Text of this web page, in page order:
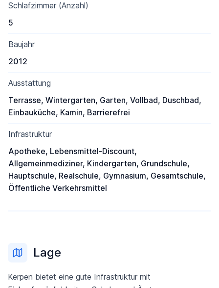
Schlafzimmer (Anzahl)
5
Baujahr
2012
Ausstattung
Terrasse, Wintergarten, Garten, Vollbad, Duschbad,
Einbauküche, Kamin, Barrierefrei
Infrastruktur
Apotheke, Lebensmittel-Discount,
Allgemeinmediziner, Kindergarten, Grundschule,
Hauptschule, Realschule, Gymnasium, Gesamtschule,
Öffentliche Verkehrsmittel
Lage
Kerpen bietet eine gute Infrastruktur mit